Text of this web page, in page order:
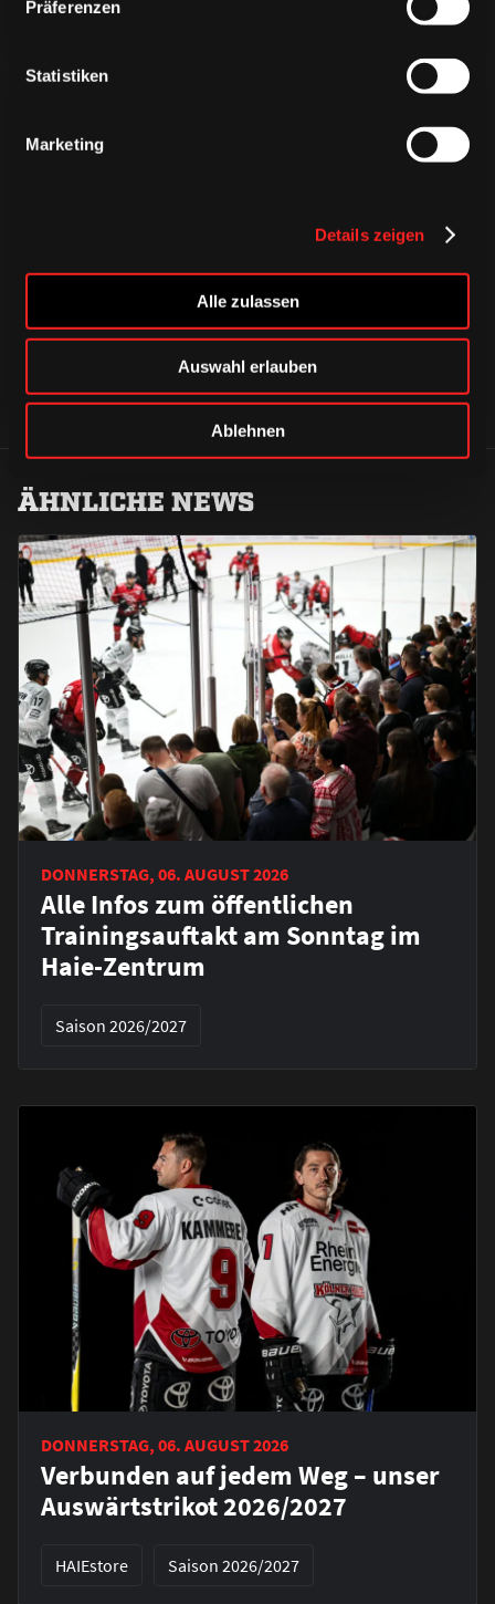
Präferenzen
Statistiken
Marketing
Details zeigen
Alle zulassen
Auswahl erlauben
Ablehnen
CAPS & CO
CAPS & CO
ÄHNLICHE NEWS
DONNERSTAG, 06. AUGUST 2026
Alle Infos zum öffentlichen
Trainingsauftakt am Sonntag im
Haie-Zentrum
Saison 2026/2027
DONNERSTAG, 06. AUGUST 2026
Verbunden auf jedem Weg – unser
Auswärtstrikot 2026/2027
HAIEstore Saison 2026/2027